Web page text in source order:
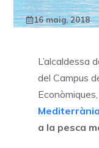
16 maig, 2018
L’alcaldessa
del Campus
Econòmiques,
Mediterrània
a la pesca